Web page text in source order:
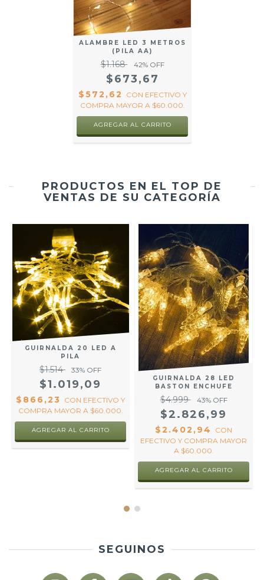
ALAMBRE LED 3 METROS
(PILA AA)
$1.168 42% OFF
$673,67
$572,62 CON EFECTIVO Y
COMPRA MAYOR A $60.000.
AGREGAR AL CARRITO
PRODUCTOS EN EL TOP DE
VENTAS DE SU CATEGORÍA
GUIRNALDA 20 LED A
PILA
$1.514 33% OFF
$1.019,09
$866,23 CON EFECTIVO Y
COMPRA MAYOR A $60.000.
AGREGAR AL CARRITO
GUIRNALDA 28 LED
BASTON ENCHUFE
$4.999 43% OFF
$2.826,99
$2.402,94
CON
EFECTIVO Y COMPRA MAYOR
A $60.000.
AGREGAR AL CARRITO
SEGUINOS